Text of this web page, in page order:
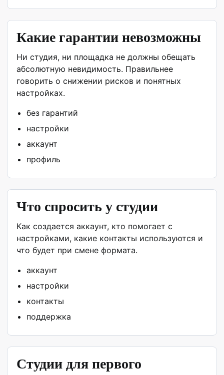
Какие гарантии невозможны
Ни студия, ни площадка не должны обещать
абсолютную невидимость. Правильнее
говорить о снижении рисков и понятных
настройках.
без гарантий
настройки
аккаунт
профиль
Что спросить у студии
Как создается аккаунт, кто помогает с
настройками, какие контакты используются и
что будет при смене формата.
аккаунт
настройки
контакты
поддержка
Студии для первого